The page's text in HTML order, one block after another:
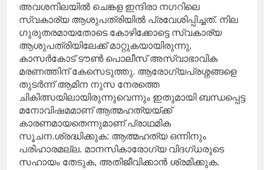
അവശനിലയിൽ ചെങ്കള ഇന്ദിരാ നഗറിലെ
സ്വകാര്യ ആശുപത്രിയിൽ പ്രവേശിപ്പിച്ചത്. നില
ഗുരുതരമായതോടെ കോഴിക്കോട്ടെ സ്വകാര്യ
ആശുപത്രിയിലേക്ക് മാറ്റുകയായിരുന്നു.
കാസർകോട് ടൗൺ പൊലീസ് അസ്വാഭാവിക
മരണത്തിന് കേസെടുത്തു. ആരോഗ്യപ്രശ്നങ്ങളെ
തുടർന്ന് ആമിന നുസ നേരത്തെ
ചികിത്സയിലായിരുന്നുവെന്നും ഇതുമായി ബന്ധപ്പെട്ട
മനോവിഷമമാണ് ആത്മഹത്യയ്ക്ക്
കാരണമായതെന്നുമാണ് പ്രാഥമിക
സൂചന.ശ്രദ്ധിക്കുക: ആത്മഹ‌ത്യ ഒന്നിനും
പരിഹാരമല്ല. മാനസികാരോഗ്യ വിദഗ്‌ധരുടെ
സഹായം തേടുക, അതിജീവിക്കാൻ ശ്രമിക്കുക.